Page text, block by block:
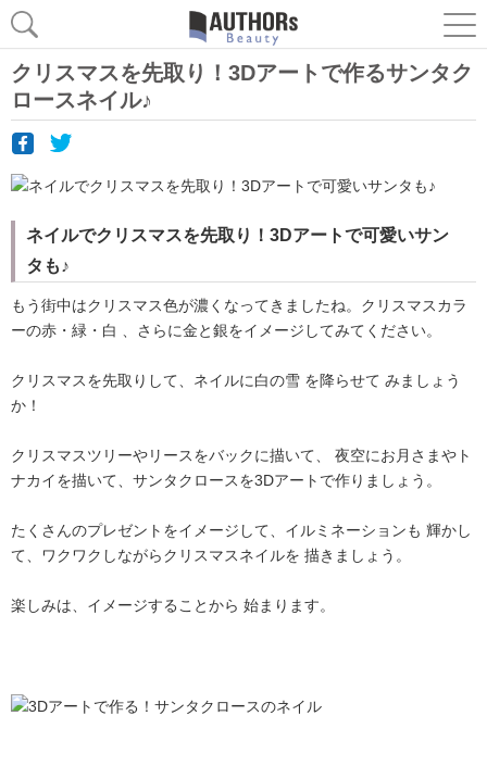
クリスマスを先取り！3Dアートで作るサンタク
ロースネイル♪
ネイルでクリスマスを先取り！3Dアートで可愛いサン
タも♪
もう街中はクリスマス色が濃くなってきましたね。クリスマスカラ
ーの赤・緑・白 、さらに金と銀をイメージしてみてください。
クリスマスを先取りして、ネイルに白の雪 を降らせて みましょう
か！
クリスマスツリーやリースをバックに描いて、 夜空にお月さまやト
ナカイを描いて、サンタクロースを3Dアートで作りましょう。
たくさんのプレゼントをイメージして、イルミネーションも 輝かし
て、ワクワクしながらクリスマスネイルを 描きましょう。
楽しみは、イメージすることから 始まります。